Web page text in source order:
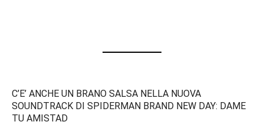
C’E’ ANCHE UN BRANO SALSA NELLA NUOVA
SOUNDTRACK DI SPIDERMAN BRAND NEW DAY: DAME
TU AMISTAD